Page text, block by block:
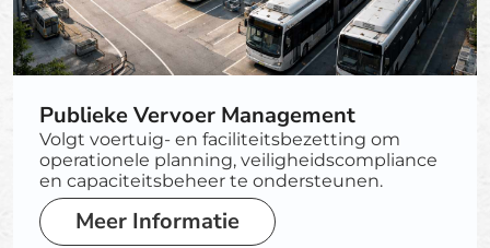
Publieke Vervoer Management
Volgt voertuig- en faciliteitsbezetting om
operationele planning, veiligheidscompliance
en capaciteitsbeheer te ondersteunen.
Meer Informatie